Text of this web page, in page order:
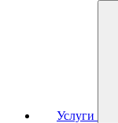
Услуги